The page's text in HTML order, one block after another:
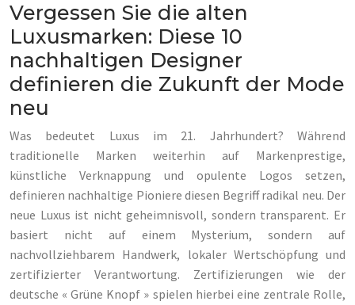
Vergessen Sie die alten
Luxusmarken: Diese 10
nachhaltigen Designer
definieren die Zukunft der Mode
neu
Was bedeutet Luxus im 21. Jahrhundert? Während
traditionelle Marken weiterhin auf Markenprestige,
künstliche Verknappung und opulente Logos setzen,
definieren nachhaltige Pioniere diesen Begriff radikal neu. Der
neue Luxus ist nicht geheimnisvoll, sondern transparent. Er
basiert nicht auf einem Mysterium, sondern auf
nachvollziehbarem Handwerk, lokaler Wertschöpfung und
zertifizierter Verantwortung. Zertifizierungen wie der
deutsche « Grüne Knopf » spielen hierbei eine zentrale Rolle,